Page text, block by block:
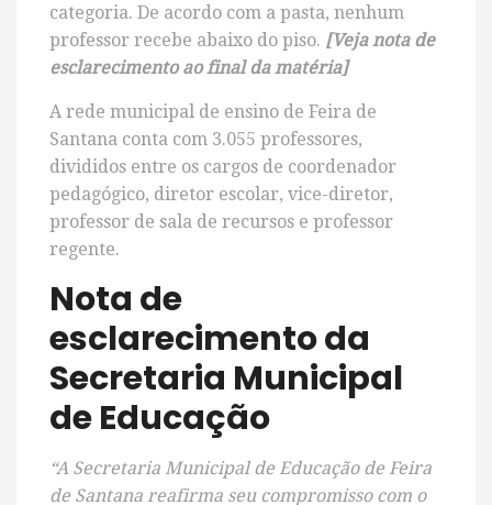
categoria. De acordo com a pasta, nenhum
professor recebe abaixo do piso. [Veja nota de
esclarecimento ao final da matéria]
A rede municipal de ensino de Feira de
Santana conta com 3.055 professores,
divididos entre os cargos de coordenador
pedagógico, diretor escolar, vice-diretor,
professor de sala de recursos e professor
regente.
Nota de
esclarecimento da
Secretaria Municipal
de Educação
“A Secretaria Municipal de Educação de Feira
de Santana reafirma seu compromisso com o